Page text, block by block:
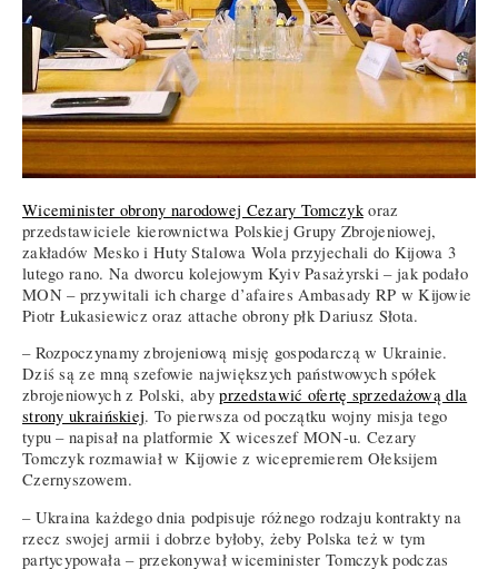
Wiceminister obrony narodowej Cezary Tomczykoraz
przedstawiciele kierownictwa Polskiej Grupy Zbrojeniowej,
zakładów Mesko i Huty Stalowa Wola przyjechali do Kijowa 3
lutego rano. Na dworcu kolejowym Kyiv Pasażyrski – jak podało
MON – przywitali ich charge d’afaires Ambasady RP w Kijowie
Piotr Łukasiewicz oraz attache obrony płk Dariusz Słota.
– Rozpoczynamy zbrojeniową misję gospodarczą w Ukrainie.
Dziś są ze mną szefowie największych państwowych spółek
zbrojeniowych z Polski, abyprzedstawić ofertę sprzedażową dla
strony ukraińskiej. To pierwsza od początku wojny misja tego
typu – napisał na platformie X wiceszef MON-u. Cezary
Tomczyk rozmawiał w Kijowie z wicepremierem Ołeksijem
Czernyszowem.
– Ukraina każdego dnia podpisuje różnego rodzaju kontrakty na
rzecz swojej armii i dobrze byłoby, żeby Polska też w tym
partycypowała – przekonywał wiceminister Tomczyk podczas